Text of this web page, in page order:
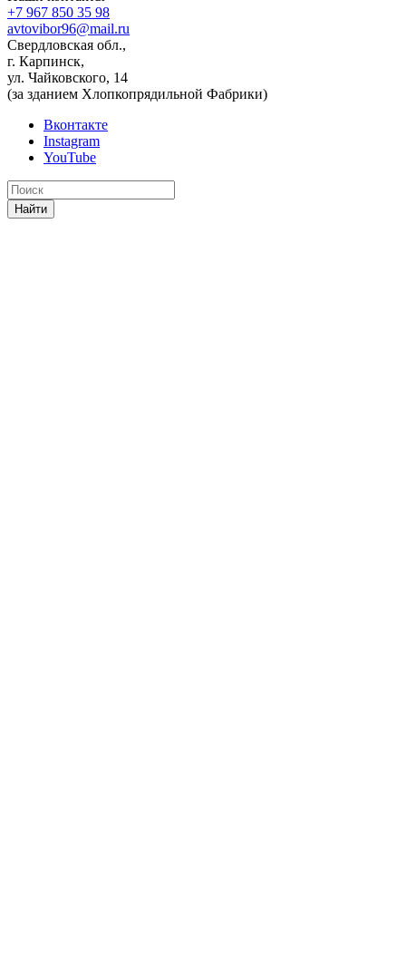
+7 967 850 35 98
avtovibor96@mail.ru
Свердловская обл.,
г. Карпинск,
ул. Чайковского, 14
(за зданием Хлопкопрядильной Фабрики)
Вконтакте
Instagram
YouTube
Найти